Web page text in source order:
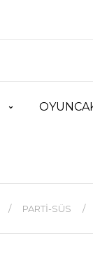
PARTİ-SÜS